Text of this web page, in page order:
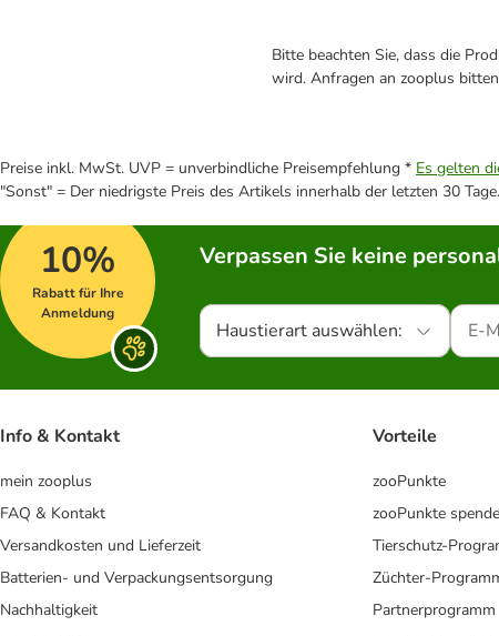
Bitte beachten Sie, dass die
wird. Anfragen an zooplus
Preise inkl. MwSt. UVP = unverbindliche Preisempfehlung * Es gelten
"Sonst" = Der niedrigste Preis des Artikels innerhalb der letzten 30 Tage.
10%
Rabatt für Ihre
Anmeldung
Verpassen Sie keine
Haustierart auswählen:
Info & Kontakt
mein zooplus
FAQ & Kontakt
Versandkosten und Lieferzeit
Batterien- und Verpackungsentsorgung
Nachhaltigkeit
Vorteile
zooPunkte
zooPunkte
Tierschutz-
Züchter-
Partnerprogramm